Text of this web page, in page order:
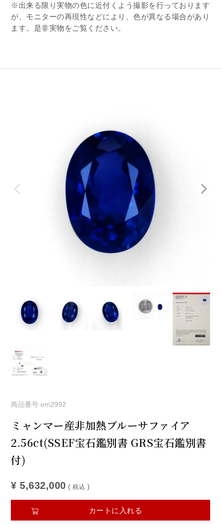
※出来る限り実物の色に近付くよう撮影を行っております
が、モニターの再現性などにより、色が異なる場合があり
ます。是非実物をご覧ください。
商品番号 em2992
ミャンマー産非加熱ブルーサファイア
2.56ct(SSEF宝石鑑別書 GRS宝石鑑別書
付)
¥ 5,632,000 税込
カートに入れる